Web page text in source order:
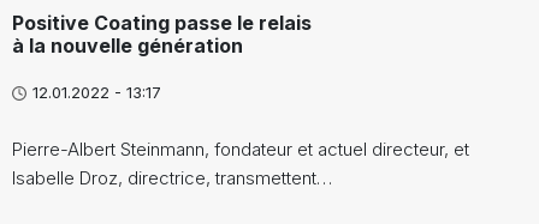
Positive Coating passe le relais
à la nouvelle génération
12.01.2022 - 13:17
Pierre-Albert Steinmann, fondateur et actuel directeur, et
Isabelle Droz, directrice, transmettent…